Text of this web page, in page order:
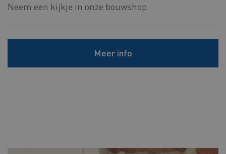
Neem een kijkje in onze bouwshop.
Meer info